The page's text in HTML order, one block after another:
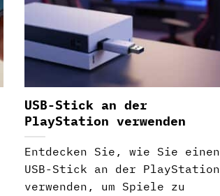
USB-Stick an der
PlayStation verwenden
Entdecken Sie, wie Sie einen
USB-Stick an der PlayStation
verwenden, um Spiele zu